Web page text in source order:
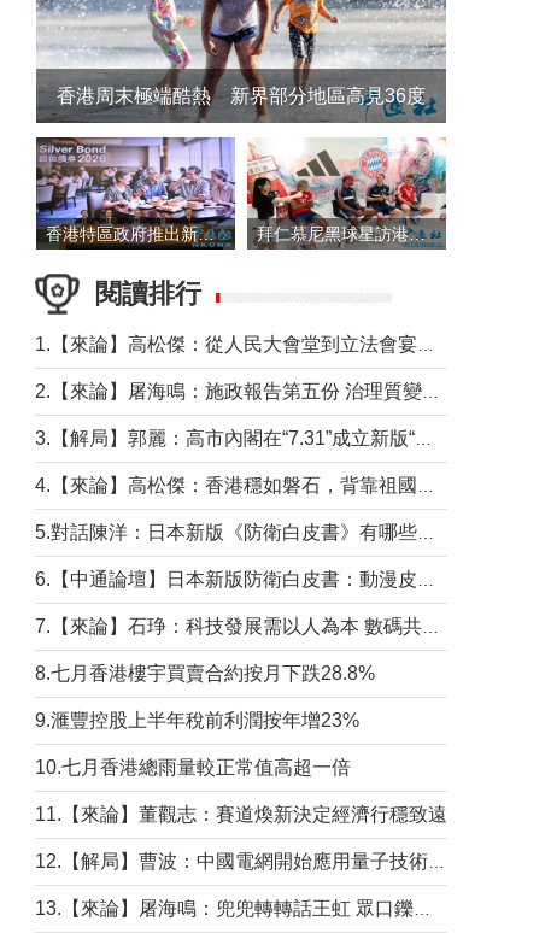
香港周末極端酷熱 新界部分地區高見36度
香港特區政府推出新一批銀色債券 每手1萬元保底息4.25厘 拜仁慕尼黑球星訪港 與球迷近距離互動
閱讀排行
8.七月香港樓宇買賣合約按月下跌28.8%
9.滙豐控股上半年稅前利潤按年增23%
10.七月香港總雨量較正常值高超一倍
11.【來論】董觀志：賽道煥新決定經濟行穩致遠